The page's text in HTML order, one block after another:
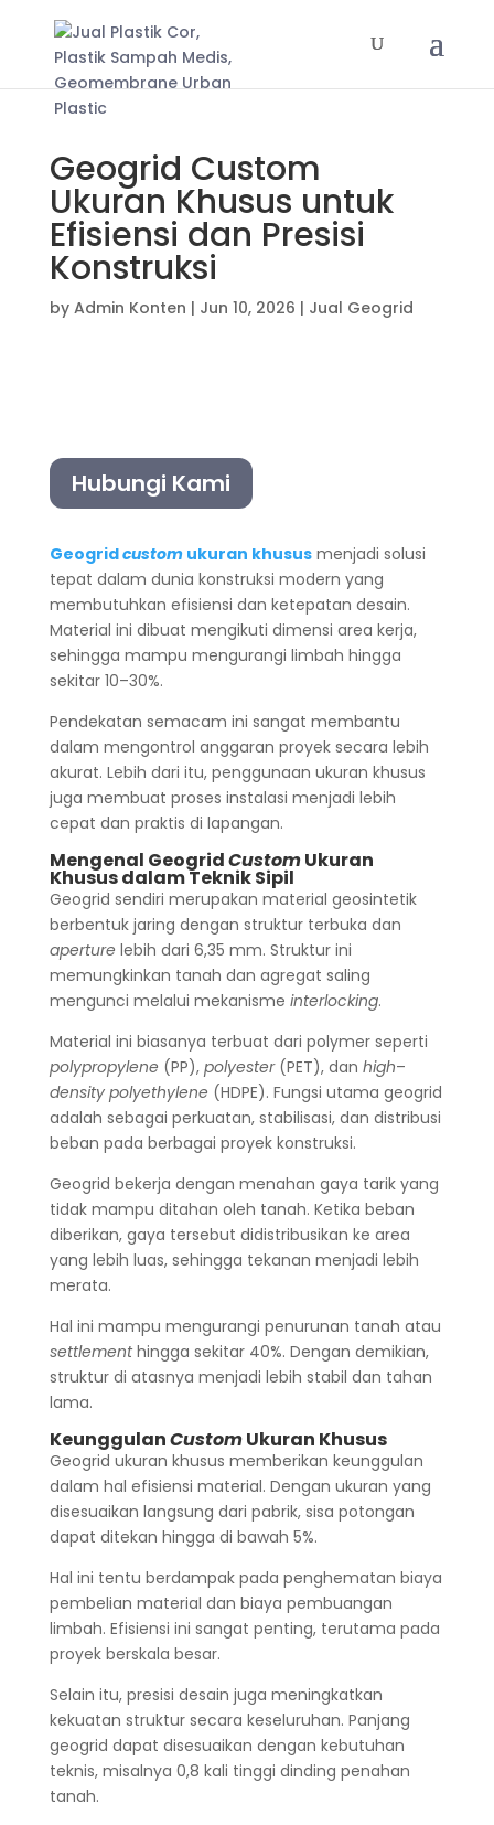
Geogrid Custom
Ukuran Khusus untuk
Efisiensi dan Presisi
Konstruksi
by Admin Konten | Jun 10, 2026 | Jual Geogrid
Hubungi Kami
Geogridcustomukuran khususmenjadi solusi
tepat dalam dunia konstruksi modern yang
membutuhkan efisiensi dan ketepatan desain.
Material ini dibuat mengikuti dimensi area kerja,
sehingga mampu mengurangi limbah hingga
sekitar 10–30%.
Pendekatan semacam ini sangat membantu
dalam mengontrol anggaran proyek secara lebih
akurat. Lebih dari itu, penggunaan ukuran khusus
juga membuat proses instalasi menjadi lebih
cepat dan praktis di lapangan.
Mengenal GeogridCustomUkuran
Khusus dalam Teknik Sipil
Geogrid sendiri merupakan material geosintetik
berbentuk jaring dengan struktur terbuka dan
aperture lebih dari 6,35 mm. Struktur ini
memungkinkan tanah dan agregat saling
mengunci melalui mekanisme interlocking.
Material ini biasanya terbuat dari polymer seperti
polypropylene (PP), polyester(PET), dan high–
density polyethylene (HDPE). Fungsi utama geogrid
adalah sebagai perkuatan, stabilisasi, dan distribusi
beban pada berbagai proyek konstruksi.
Geogrid bekerja dengan menahan gaya tarik yang
tidak mampu ditahan oleh tanah. Ketika beban
diberikan, gaya tersebut didistribusikan ke area
yang lebih luas, sehingga tekanan menjadi lebih
merata.
Hal ini mampu mengurangi penurunan tanah atau
settlementhingga sekitar 40%. Dengan demikian,
struktur di atasnya menjadi lebih stabil dan tahan
lama.
KeunggulanCustomUkuran Khusus
Geogrid ukuran khusus memberikan keunggulan
dalam hal efisiensi material. Dengan ukuran yang
disesuaikan langsung dari pabrik, sisa potongan
dapat ditekan hingga di bawah 5%.
Hal ini tentu berdampak pada penghematan biaya
pembelian material dan biaya pembuangan
limbah. Efisiensi ini sangat penting, terutama pada
proyek berskala besar.
Selain itu, presisi desain juga meningkatkan
kekuatan struktur secara keseluruhan. Panjang
geogrid dapat disesuaikan dengan kebutuhan
teknis, misalnya 0,8 kali tinggi dinding penahan
tanah.